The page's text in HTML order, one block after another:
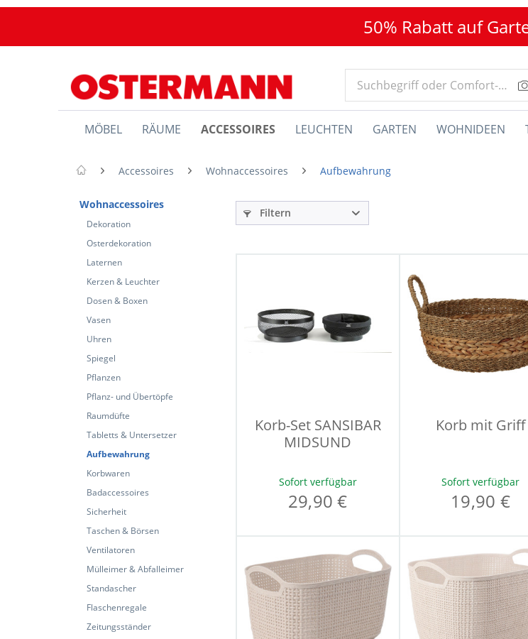
50% Rabatt auf
MÖBEL RÄUME ACCESSOIRES LEUCHTEN GARTEN WOHNIDEEN
Accessoires Wohnaccessoires Aufbewahrung
Wohnaccessoires
Dekoration
Osterdekoration
Laternen
Kerzen & Leuchter
Dosen & Boxen
Vasen
Uhren
Spiegel
Pflanzen
Pflanz- und Übertöpfe
Raumdüfte
Tabletts & Untersetzer
Aufbewahrung
Korbwaren
Badaccessoires
Sicherheit
Taschen & Börsen
Ventilatoren
Mülleimer & Abfalleimer
Standascher
Flaschenregale
Zeitungsständer
Filtern
Korb-Set SANSIBAR
MIDSUND
Sofort verfügbar
29,90 €
Korb mit Griff
Sofort verfügbar
19,90 €